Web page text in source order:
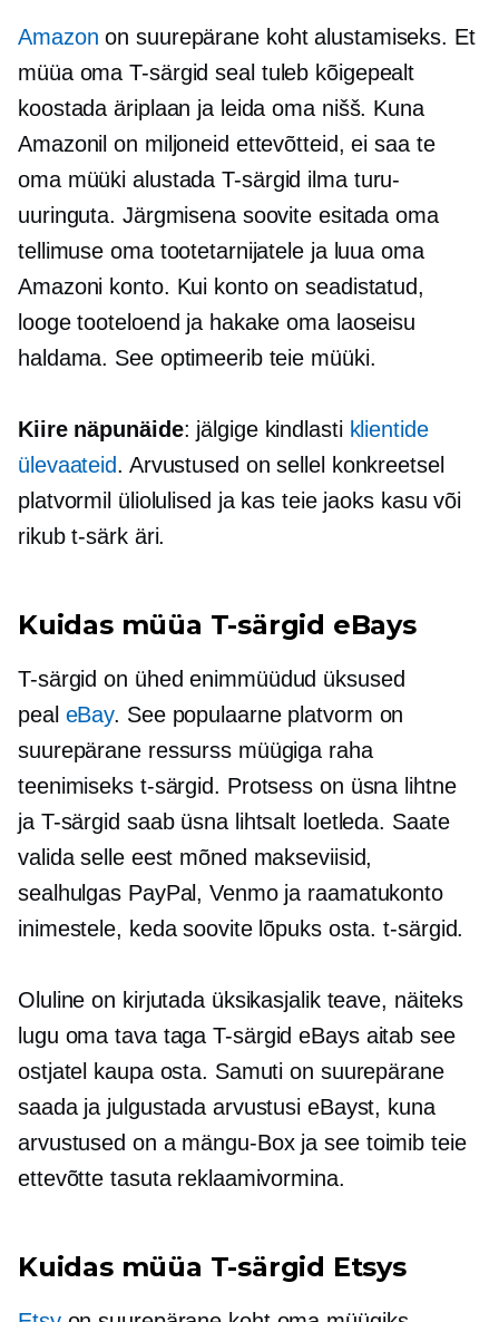
Amazon on suurepärane koht alustamiseks. Et
müüa omaT-särgid seal tuleb kõigepealt
koostada äriplaan ja leida oma nišš. Kuna
Amazonil on miljoneid ettevõtteid, ei saa te
oma müüki alustadaT-särgid ilma turu-
uuringuta. Järgmisena soovite esitada oma
tellimuse oma tootetarnijatele ja luua oma
Amazoni konto. Kui konto on seadistatud,
looge tooteloend ja hakake oma laoseisu
haldama. See optimeerib teie müüki.
Kiire näpunäide: jälgige kindlasti klientide
ülevaateid. Arvustused on sellel konkreetsel
platvormil üliolulised ja kas teie jaoks kasu või
rikubt-särkäri.
Kuidas müüa T-särgid eBays
T-särgid on ühedenimmüüdud üksused
peal eBay. See populaarne platvorm on
suurepärane ressurss müügiga raha
teenimiseks t-särgid. Protsess on üsna lihtne
ja T-särgid saab üsna lihtsalt loetleda. Saate
valida selle eest mõned makseviisid,
sealhulgas PayPal, Venmo ja raamatukonto
inimestele, keda soovite lõpuks osta.t-särgid.
Oluline on kirjutada üksikasjalik teave, näiteks
lugu oma tava tagaT-särgid eBays aitab see
ostjatel kaupa osta. Samuti on suurepärane
saada ja julgustada arvustusi eBayst, kuna
arvustused on a mängu-Boxja see toimib teie
ettevõtte tasuta reklaamivormina.
Kuidas müüa T-särgid Etsys